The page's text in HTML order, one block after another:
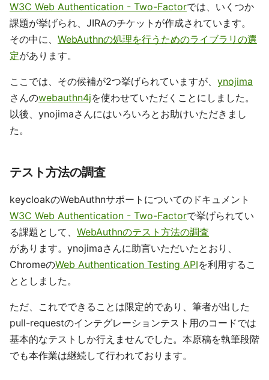
W3C Web Authentication - Two-Factorでは、いくつか
課題が挙げられ、JIRAのチケットが作成されています。
その中に、 WebAuthnの処理を行うためのライブラリの選
定があります。
ここでは、その候補が2つ挙げられていますが、 ynojima
さんのwebauthn4jを使わせていただくことにしました。
以後、ynojimaさんにはいろいろとお助けいただきまし
た。
テスト方法の調査
keycloakのWebAuthnサポートについてのドキュメント
W3C Web Authentication - Two-Factorで挙げられてい
る課題として、 WebAuthnのテスト方法の調査
があります。ynojimaさんに助言いただいたとおり、
ChromeのWeb Authentication Testing APIを利用するこ
ととしました。
ただ、これでできることは限定的であり、筆者が出した
pull-requestのインテグレーションテスト用のコードでは
基本的なテストしか行えませんでした。本原稿を執筆段階
でも本作業は継続して行われております。